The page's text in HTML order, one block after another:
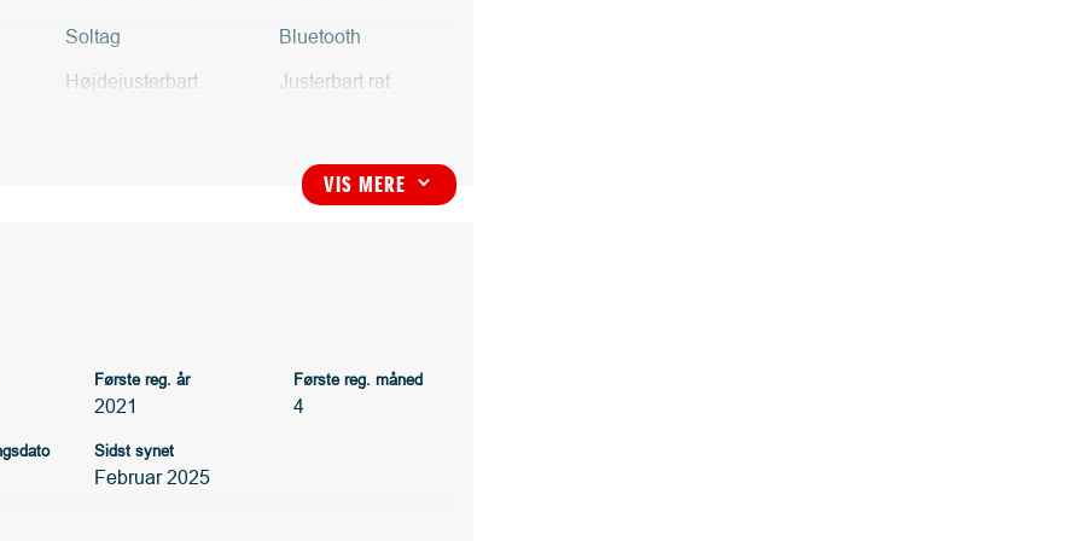
Suzuki-forhandler.
du altid gæst i vores hus. Vores store viden og
gælder nye eller brugte biler, serviceaftaler,
Soltag Bluetooth
Højdejusterbart
Justerbart rat
VIS MERE 3
Første reg. år
2021
Første reg. måned
4
Sidst synet
Februar 2025